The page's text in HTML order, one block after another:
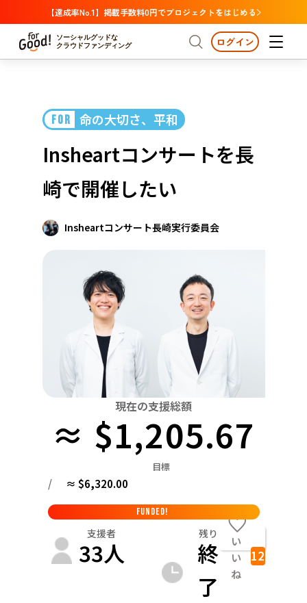
【達成率No.1】掲載手数料0円でプロジェクトをはじめる
ソーシャルグッドな
クラウドファンディング
プロジェクトからさがす
カテゴリーからさがす 国際協力
医療・福祉
関東
近畿
中国
四国
九州・沖縄
注目 新着
支援金額が多い
支援人数が多い
終了日が近い
カテゴリーからさがす
国際協力 医療・福祉
子ども・教育
環境・エシカル
人権・マイノリティ
社会貢献
青森 岩手 秋田
栃木 群馬 千葉
富山 山梨
京都 大阪 兵庫
岡山 広島 山口
香川 愛媛
九州・沖縄
佐賀 長崎 熊本 大分 宮崎
ログイン
FOR 命の大切さ、平和
Insheartコンサートを長
崎で開催したい
Insheartコンサート長崎実行委員会
現在の支援総額
≈ $1,205.67
目標
/ ≈ $6,320.00
FUNDED!
支援者
33人
残り
終
了
い
い
ね
12